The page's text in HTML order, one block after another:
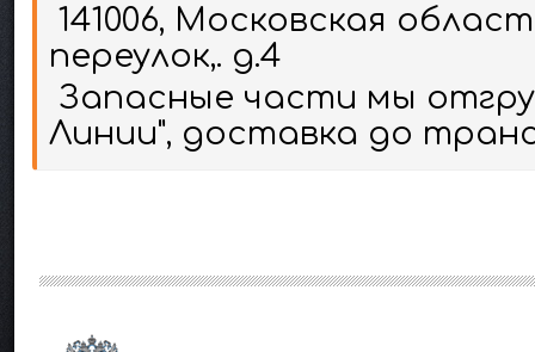
141006, Московская
переулок,. д.4
Запасные части мы
Линии", доставка до